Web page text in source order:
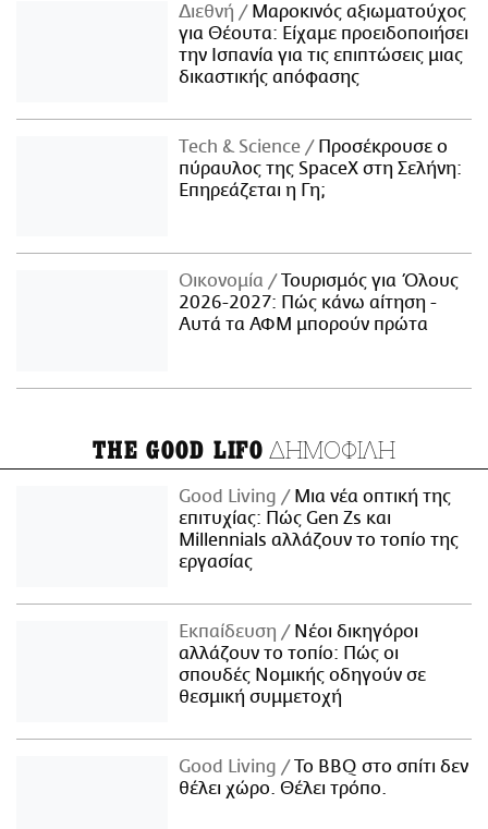
Διεθνή
Μαροκινός αξιωματούχος
για Θέουτα: Είχαμε προειδοποιήσει
την Ισπανία για τις επιπτώσεις μιας
δικαστικής απόφασης
Τech & Science
Προσέκρουσε ο
πύραυλος της SpaceX στη Σελήνη:
Επηρεάζεται η Γη;
Οικονομία
Τουρισμός για Όλους
2026-2027: Πώς κάνω αίτηση -
Αυτά τα ΑΦΜ μπορούν πρώτα
THE GOOD LIFO ΔΗΜΟΦΙΛΗ
Good Living
Μια νέα οπτική της
επιτυχίας: Πώς Gen Zs και
Millennials αλλάζουν το τοπίο της
εργασίας
Εκπαίδευση
Νέοι δικηγόροι
αλλάζουν το τοπίο: Πώς οι
σπουδές Νομικής οδηγούν σε
θεσμική συμμετοχή
Good Living
Το BBQ στο σπίτι δεν
θέλει χώρο. Θέλει τρόπο.